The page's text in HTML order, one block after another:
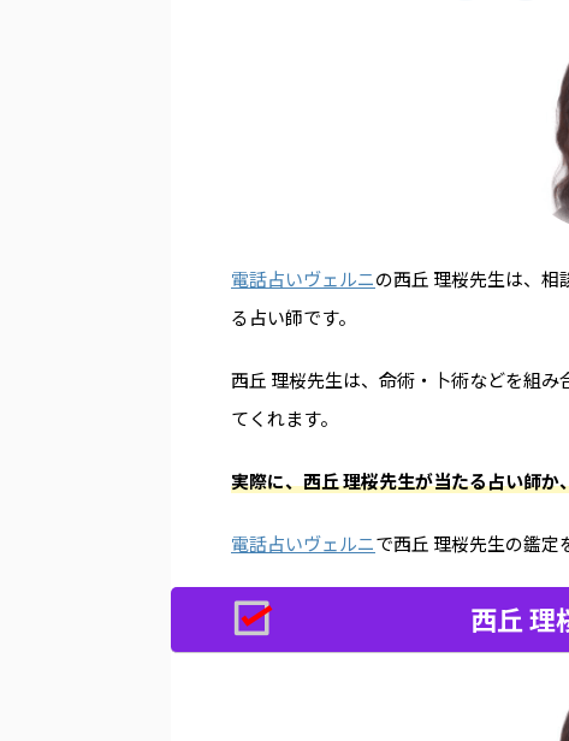
電話占いヴェルニの西丘 理桜先生は、
る占い師です。
西丘 理桜先生は、命術・卜術などを組
てくれます。
実際に、西丘 理桜先生が当たる占い師
電話占いヴェルニで西丘 理桜先生の鑑定
西丘 理